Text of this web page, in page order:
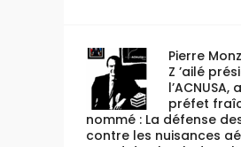
Pierre
Z ’ailé
l’ACNUSA,
préfet
nommé : La défense
contre les nuisances